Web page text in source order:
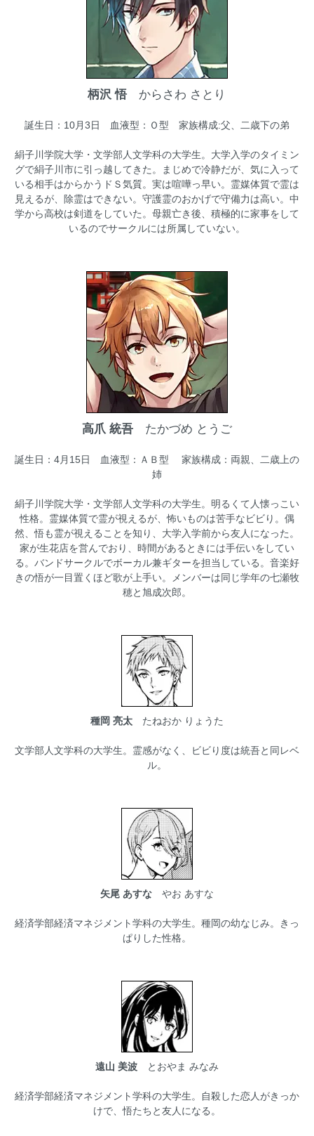
柄沢 悟 からさわ さとり
誕生日：10月3日 血液型：Ｏ型 家族構成:父、二歳下の弟
絹子川学院大学・文学部人文学科の大学生。大学入学のタイミン
グで絹子川市に引っ越してきた。まじめで冷静だが、気に入って
いる相手はからかうドＳ気質。実は喧嘩っ早い。霊媒体質で霊は
見えるが、除霊はできない。守護霊のおかげで守備力は高い。中
学から高校は剣道をしていた。母親亡き後、積極的に家事をして
いるのでサークルには所属していない。
高爪 統吾たかづめ とうご
誕生日：4月15日 血液型：ＡＢ型 家族構成：両親、二歳上の
姉
絹子川学院大学・文学部人文学科の大学生。明るくて人懐っこい
性格。霊媒体質で霊が視えるが、怖いものは苦手なビビり。偶
然、悟も霊が視えることを知り、大学入学前から友人になった。
家が生花店を営んでおり、時間があるときには手伝いをしてい
る。バンドサークルでボーカル兼ギターを担当している。音楽好
きの悟が一目置くほど歌が上手い。メンバーは同じ学年の七瀬牧
穂と旭成次郎。
種岡 亮太たねおか りょうた
文学部人文学科の大学生。霊感がなく、ビビり度は統吾と同レベ
ル。
矢尾 あすなやお あすな
経済学部経済マネジメント学科の大学生。種岡の幼なじみ。きっ
ぱりした性格。
遠山 美波とおやま みなみ
経済学部経済マネジメント学科の大学生。自殺した恋人がきっか
けで、悟たちと友人になる。